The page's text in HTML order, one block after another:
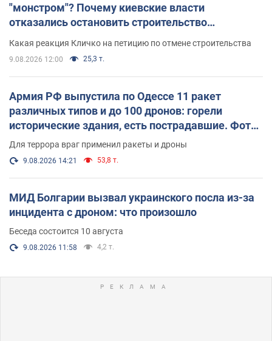
"монстром"? Почему киевские власти
отказались остановить строительство
Какая реакция Кличко на петицию по отмене строительства
9.08.2026 12:00 25,3 т.
Армия РФ выпустила по Одессе 11 ракет
различных типов и до 100 дронов: горели
исторические здания, есть пострадавшие. Фото
и видео
Для террора враг применил ракеты и дроны
9.08.2026 14:21 53,8 т.
МИД Болгарии вызвал украинского посла из-за
инцидента с дроном: что произошло
Беседа состоится 10 августа
9.08.2026 11:58 4,2 т.